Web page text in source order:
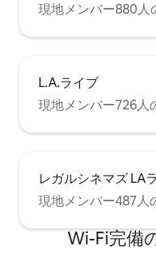
現地メンバー880人
L.A.ライブ
現地メンバー726人
レガルシネマズ LA
現地メンバー487人
Wi-Fi完備